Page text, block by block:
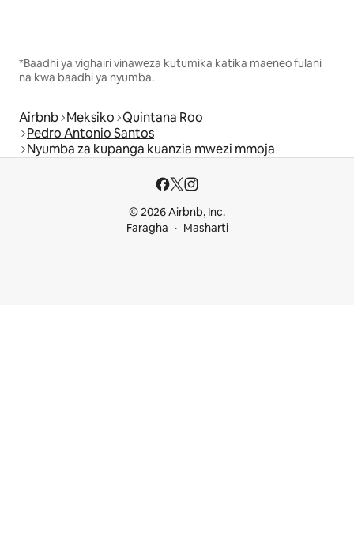
*Baadhi ya vighairi vinaweza kutumika katika maeneo fulani
na kwa baadhi ya nyumba.
Airbnb Meksiko Quintana Roo
Pedro Antonio Santos
Nyumba za kupanga kuanzia mwezi mmoja
© 2026 Airbnb, Inc.
Faragha
Masharti